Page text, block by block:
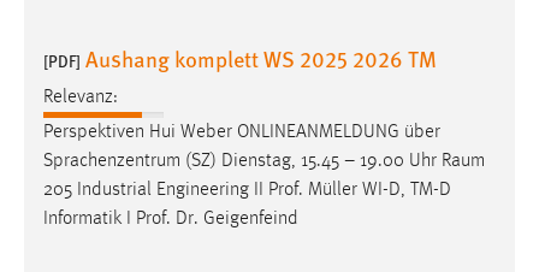
[PDF] Aushang komplett WS 2025 2026 TM
Relevanz:
Perspektiven Hui Weber ONLINEANMELDUNG über
Sprachenzentrum (SZ) Dienstag, 15.45 – 19.00 Uhr Raum
205 Industrial Engineering II Prof. Müller WI-D, TM-D
Informatik I Prof. Dr. Geigenfeind